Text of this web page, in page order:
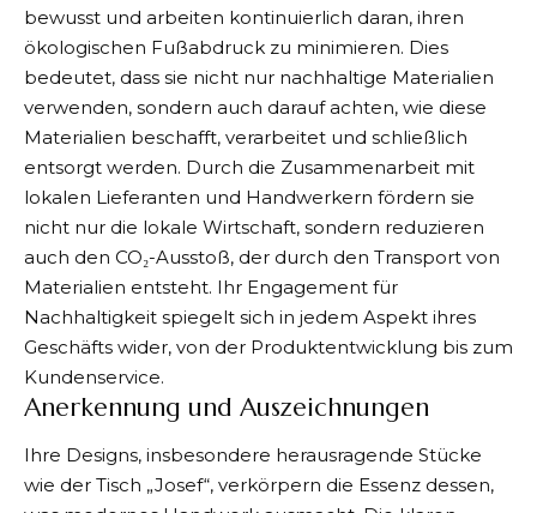
bewusst und arbeiten kontinuierlich daran, ihren
ökologischen Fußabdruck zu minimieren. Dies
bedeutet, dass sie nicht nur nachhaltige Materialien
verwenden, sondern auch darauf achten, wie diese
Materialien beschafft, verarbeitet und schließlich
entsorgt werden. Durch die Zusammenarbeit mit
lokalen Lieferanten und Handwerkern fördern sie
nicht nur die lokale Wirtschaft, sondern reduzieren
auch den CO₂-Ausstoß, der durch den Transport von
Materialien entsteht. Ihr Engagement für
Nachhaltigkeit spiegelt sich in jedem Aspekt ihres
Geschäfts wider, von der Produktentwicklung bis zum
Kundenservice.
Anerkennung und Auszeichnungen
Ihre Designs, insbesondere herausragende Stücke
wie der Tisch „Josef“, verkörpern die Essenz dessen,